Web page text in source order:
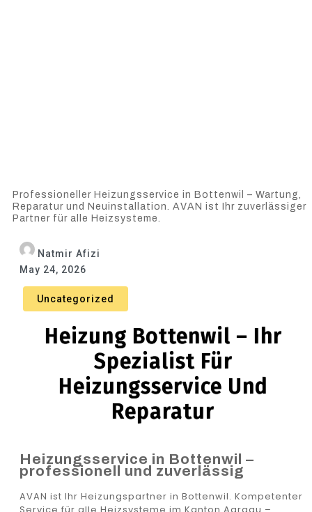
Professioneller Heizungsservice in Bottenwil – Wartung,
Reparatur und Neuinstallation. AVAN ist Ihr zuverlässiger
Partner für alle Heizsysteme.
Natmir Afizi
May 24, 2026
Uncategorized
Heizung Bottenwil – Ihr
Spezialist Für
Heizungsservice Und
Reparatur
Heizungsservice in Bottenwil –
professionell und zuverlässig
AVAN ist Ihr Heizungspartner in Bottenwil. Kompetenter